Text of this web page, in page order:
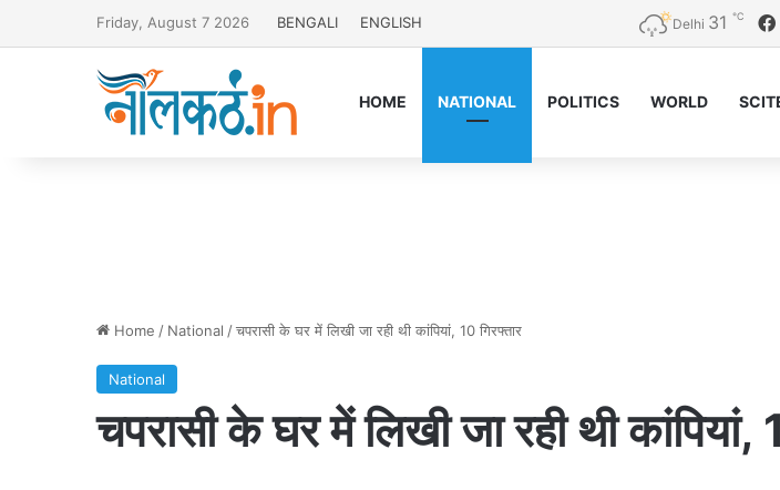
Friday, August 7 2026 BENGALI ENGLISH Delhi 31 ℃
HOME NATIONAL POLITICS WORLD
Home / National /चपरासी के घर में लिखी जा रही थी कांपियां, 10 गिरफ्तार
National
चपरासी के घर में लिखी जा रही थी कांपियां,